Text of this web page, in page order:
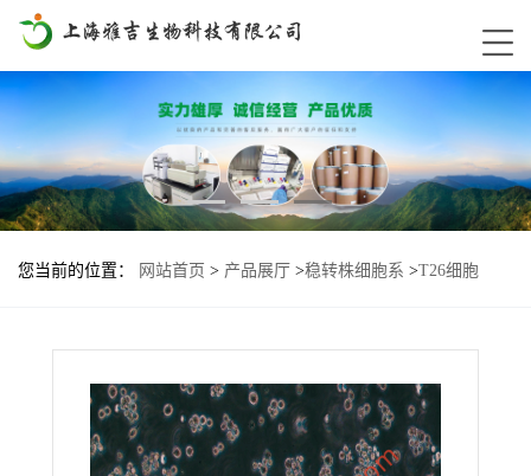
您当前的位置： 网站首页 > 产品展厅 >稳转株细胞系 >T26细胞